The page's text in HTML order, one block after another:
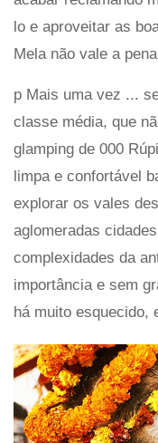
lo e aproveitar as
Mela não vale a
p Mais uma vez ...
classe média, que
glamping de 000
limpa e confortável
explorar os vales
aglomeradas
complexidades da
importância e sem
há muito esquecido,